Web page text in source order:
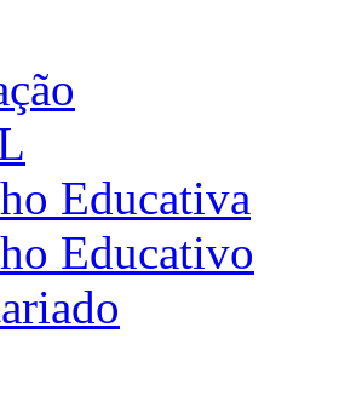
Educativa
Educativo